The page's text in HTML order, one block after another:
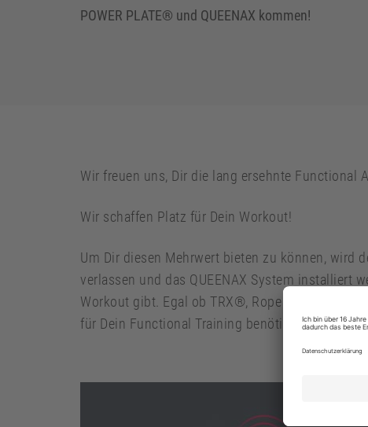
POWER PLATE® und QUEENAX kommen!
Wir freuen uns, Dir die lang ersehnte Functional
Wir schaffen Platz für Dein Workout!
Um Dir diesen Mehrwert bieten zu können, wird
verlassen und das QUEENAX System installiert
Workout gibt. Egal ob TRX®, Rope oder
für Dein Functional Training benötigst.